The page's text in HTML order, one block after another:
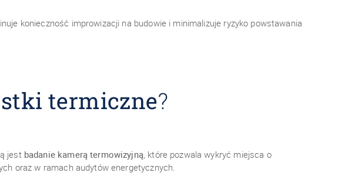
konieczność improwizacji na budowie i minimalizuje ryzyko powstawania
termiczne?
jest badanie kamerą termowizyjną, które pozwala wykryć miejsca o
oraz w ramach audytów energetycznych.